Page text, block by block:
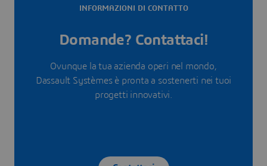
INFORMAZIONI DI CONTATTO
Domande? Contattaci!
Ovunque la tua azienda operi nel mondo,
Dassault Systèmes è pronta a sostenerti nei tuoi
progetti innovativi.